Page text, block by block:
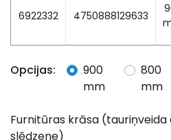
6922332 4750888129633
Opcijas:
900
mm
800
mm
Furnitūras krāsa (tauriņveida
slēdzene)